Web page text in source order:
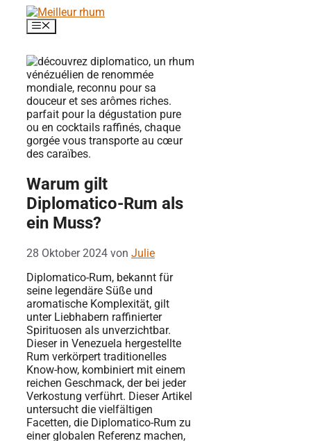
Zum
Inhalt
springen
Menü
Warum gilt
Diplomatico-Rum als
ein Muss?
28 Oktober 2024 von Julie
Diplomatico-Rum, bekannt für
seine legendäre Süße und
aromatische Komplexität, gilt
unter Liebhabern raffinierter
Spirituosen als unverzichtbar.
Dieser in Venezuela hergestellte
Rum verkörpert traditionelles
Know-how, kombiniert mit einem
reichen Geschmack, der bei jeder
Verkostung verführt. Dieser Artikel
untersucht die vielfältigen
Facetten, die Diplomatico-Rum zu
einer globalen Referenz machen,